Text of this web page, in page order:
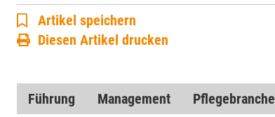
Artikel speichern
Diesen Artikel drucken
Führung Management Pflegebranche